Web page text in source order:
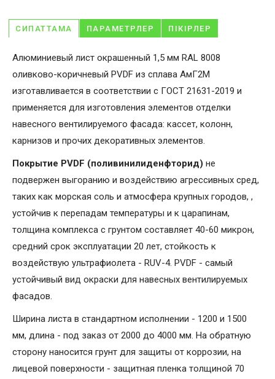
СИПАТТАМА ПАРАМЕТРЛЕР ПІКІРЛЕР
Алюминиевый лист окрашенный 1,5 мм RAL 8008
оливково-коричневый PVDF из сплава АмГ2М
изготавливается в соответствии с ГОСТ 21631-2019 и
применяется для изготовления элементов отделки
навесного вентилируемого фасада: кассет, колонн,
карнизов и прочих декоративных элементов.
Покрытие PVDF (поливинилиденфторид) не
подвержен выгоранию и воздействию агрессивных сред,
таких как морская соль и атмосфера крупных городов, ,
устойчив к перепадам температуры и к царапинам,
толщина комплекса с грунтом составляет 40-60 микрон,
средний срок эксплуатации 20 лет, стойкость к
воздействую ультрафиолета - RUV-4. PVDF - самый
устойчивый вид окраски для навесных вентилируемых
фасадов.
Ширина листа в стандартном исполнении - 1200 и 1500
мм, длина - под заказ от 2000 до 4000 мм. На обратную
сторону наносится грунт для защиты от коррозии, на
лицевой поверхности - защитная пленка толщиной 70